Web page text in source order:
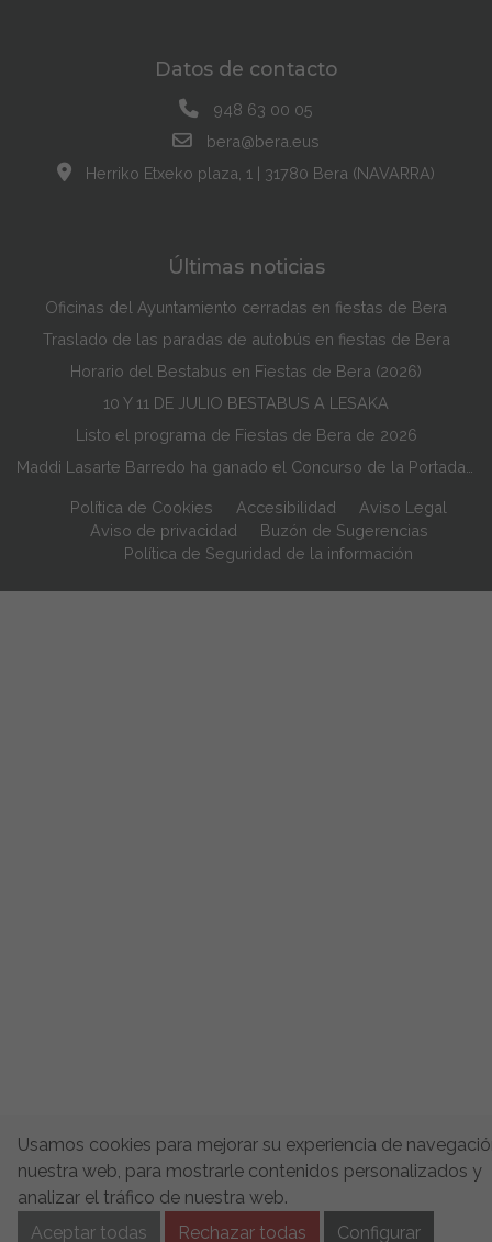
Datos de contacto
948 63 00 05
bera@bera.eus
Herriko Etxeko plaza, 1 | 31780 Bera (NAVARRA)
Últimas noticias
Oficinas del Ayuntamiento cerradas en fiestas de Bera
Traslado de las paradas de autobús en fiestas de Bera
Horario del Bestabus en Fiestas de Bera (2026)
10 Y 11 DE JULIO BESTABUS A LESAKA
Listo el programa de Fiestas de Bera de 2026
Política de Cookies Accesibilidad
Aviso Legal
Aviso de privacidad
Buzón de Sugerencias
Política de Seguridad de la información
Usamos cookies para mejorar su experiencia de
nuestra web, para mostrarle contenidos personalizados y
analizar el tráfico de nuestra web.
Aceptar todas
Rechazar todas Configurar